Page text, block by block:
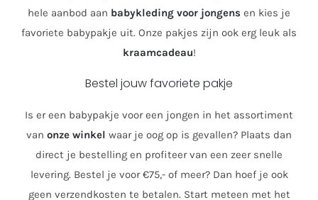
hele aanbod aan babykleding voor jongens en kies je
favoriete babypakje uit. Onze pakjes zijn ook erg leuk als
kraamcadeau!
Bestel jouw favoriete pakje
Is er een babypakje voor een jongen in het assortiment
van onze winkel waar je oog op is gevallen? Plaats dan
direct je bestelling en profiteer van een zeer snelle
levering. Bestel je voor €75,- of meer? Dan hoef je ook
geen verzendkosten te betalen. Start meteen met het